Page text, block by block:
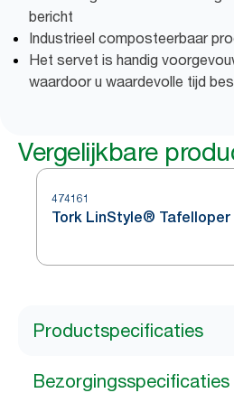
bericht
Industrieel composteerbaar
Het servet is handig
waardoor u waardevolle tijd
Vergelijkbare
474161
Tork LinStyle® Tafelloper
Productspecificaties
Bezorgingsspecificaties